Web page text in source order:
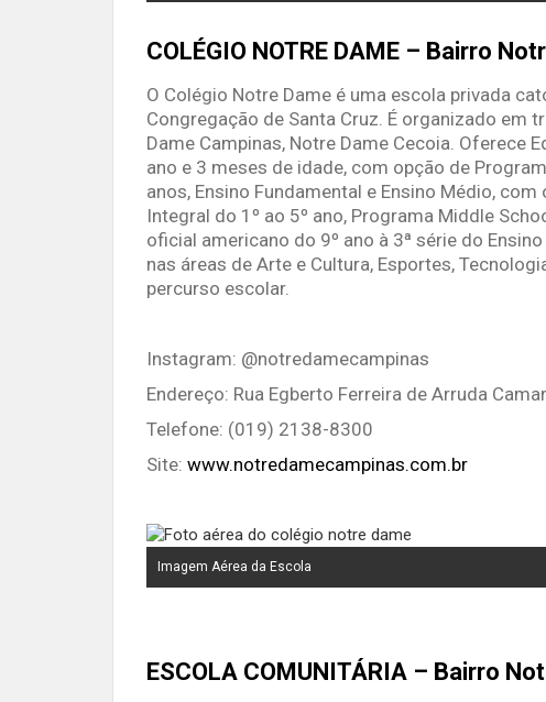
COLÉGIO NOTRE DAME – Bairro
O Colégio Notre Dame é uma escola privada
Congregação de Santa Cruz. É organizado em
Dame Campinas, Notre Dame Cecoia. Oferece
ano e 3 meses de idade, com opção de
anos, Ensino Fundamental e Ensino Médio,
Integral do 1º ao 5º ano, Programa Middle
oficial americano do 9º ano à 3ª série do
nas áreas de Arte e Cultura, Esportes,
percurso escolar.
Instagram: @notredamecampinas
Endereço: Rua Egberto Ferreira de Arruda
Telefone: (019) 2138-8300
Site: www.notredamecampinas.com.br
Imagem Aérea da Escola
ESCOLA COMUNITÁRIA – Bairro